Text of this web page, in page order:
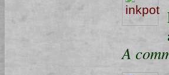
A